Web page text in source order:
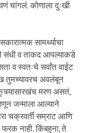
चांगलं. कोणाला दुःखी
सामर्थ्याचा
संधी व ताकद आपल्याकडे
व स्वतःचे सर्वांत वाईट
तुमच्यावरच अवलंबून
मरण असतं,
जन्माला आल्याने
चक्रवर्ती सम्राट आणि
फरक नाही. किंबहुना, ते